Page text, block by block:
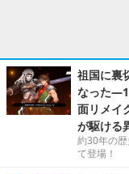
祖国に裏
なった
面リメイ
が駆ける
約30年の
て登場！